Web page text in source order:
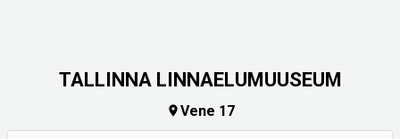
TALLINNA LINNAELUMUUSEUM
Vene 17